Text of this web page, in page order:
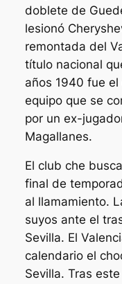
doblete de
lesionó
remontada del
título nacional
años 1940 fue
equipo que se
por un ex-
Magallanes.
El club che
final de
al llamamiento.
suyos ante el
Sevilla. El
calendario el
Sevilla. Tras